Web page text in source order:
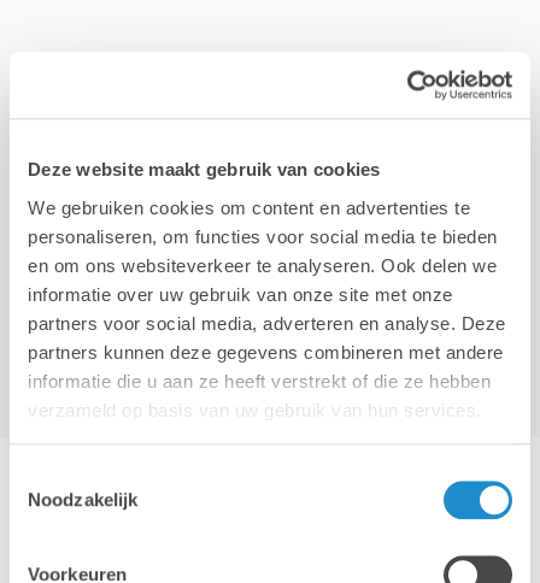
Deze website maakt gebruik van cookies
We gebruiken cookies om content en advertenties te
personaliseren, om functies voor social media te bieden
en om ons websiteverkeer te analyseren. Ook delen we
informatie over uw gebruik van onze site met onze
partners voor social media, adverteren en analyse. Deze
partners kunnen deze gegevens combineren met andere
informatie die u aan ze heeft verstrekt of die ze hebben
verzameld op basis van uw gebruik van hun services.
Noodzakelijk
Voorkeuren
STAY TUNED!
Wij gebruiken je e-mailadres enkel om onze maandelijkse
nieuwsbrief te kunnen mailen. We geven dit adres niet door aan
derden, en houden het bij zolang je je niet uitschrijft.